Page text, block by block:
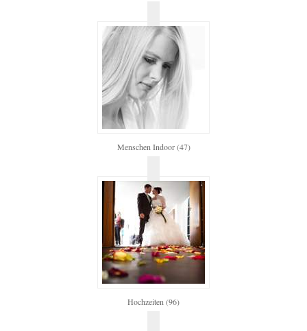
Menschen Indoor (47)
Hochzeiten (96)